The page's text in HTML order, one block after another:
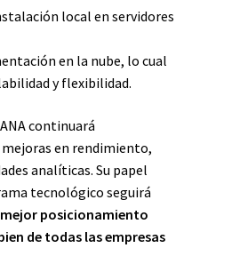
local en servidores
en la nube, lo cual
y flexibilidad.
continuará
en rendimiento,
analíticas. Su papel
tecnológico seguirá
posicionamiento
de todas las empresas